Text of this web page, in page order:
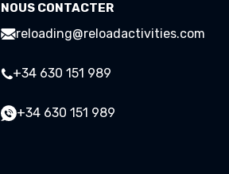
NOUS CONTACTER
reloading@reloadactivities.com
+34 630 151 989
+34 630 151 989